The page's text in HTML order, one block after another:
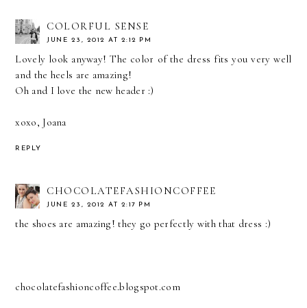
COLORFUL SENSE
JUNE 23, 2012 AT 2:12 PM
Lovely look anyway! The color of the dress fits you very well
and the heels are amazing!
Oh and I love the new header :)
xoxo, Joana
REPLY
CHOCOLATEFASHIONCOFFEE
JUNE 23, 2012 AT 2:17 PM
the shoes are amazing! they go perfectly with that dress :)
chocolatefashioncoffee.blogspot.com